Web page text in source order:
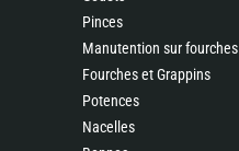
Pinces
Manutention sur fourches
Fourches et Grappins
Potences
Nacelles